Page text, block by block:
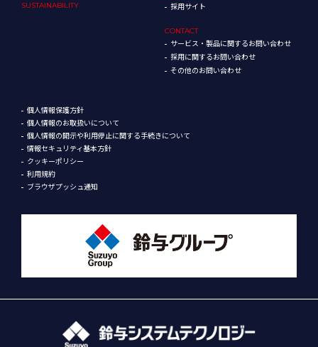
SUSTAINABILITY 採用サイト
CONTACT
サービス・製品に関するお問い合わせ
採用に関するお問い合わせ
その他のお問い合わせ
個人情報保護方針
個人情報のお取扱いについて
個人情報の開示や利用停止に関する手続きについて
情報セキュリティ基本方針
クッキーポリシー
利用規約
ブラウザプッシュ通知